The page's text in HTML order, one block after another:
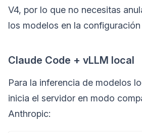
V4, por lo que no necesitas
los modelos en la
Claude Code + vLLM local
Para la inferencia de modelos
inicia el servidor en modo
Anthropic: